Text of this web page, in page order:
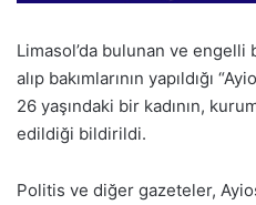
Limasol’da bulunan ve engelli
alıp bakımlarının yapıldığı
26 yaşındaki bir kadının,
edildiği bildirildi.
Politis ve diğer gazeteler,